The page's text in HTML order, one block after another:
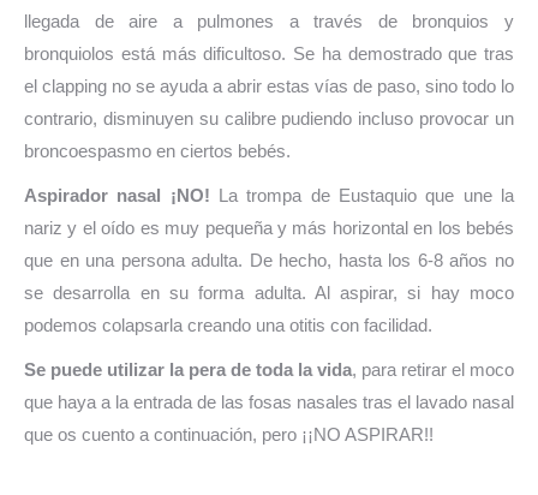
llegada de aire a pulmones a través de bronquios y
bronquiolos está más dificultoso. Se ha demostrado que tras
el clapping no se ayuda a abrir estas vías de paso, sino todo lo
contrario, disminuyen su calibre pudiendo incluso provocar un
broncoespasmo en ciertos bebés.
Aspirador nasal ¡NO! La trompa de Eustaquio que une la
nariz y el oído es muy pequeña y más horizontal en los bebés
que en una persona adulta. De hecho, hasta los 6-8 años no
se desarrolla en su forma adulta. Al aspirar, si hay moco
podemos colapsarla creando una otitis con facilidad.
Se puede utilizar la pera de toda la vida, para retirar el moco
que haya a la entrada de las fosas nasales tras el lavado nasal
que os cuento a continuación, pero ¡¡NO ASPIRAR!!